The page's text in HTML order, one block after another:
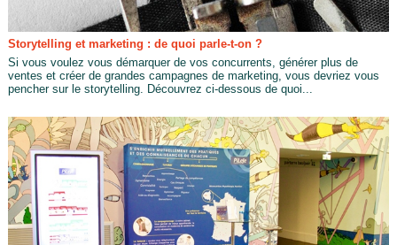
Storytelling et marketing : de quoi parle-t-on ?
Si vous voulez vous démarquer de vos concurrents, générer plus de
ventes et créer de grandes campagnes de marketing, vous devriez vous
pencher sur le storytelling. Découvrez ci-dessous de quoi...